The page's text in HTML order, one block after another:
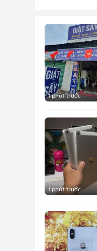
1 phút trước
1 phút trước